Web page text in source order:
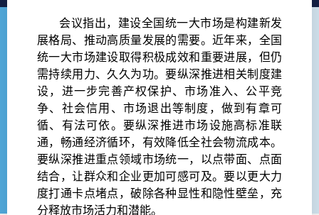
会议指出，建设全国统一大市场是构建新发
展格局、推动高质量发展的需要。近年来，全国
统一大市场建设取得积极成效和重要进展，但仍
需持续用力、久久为功。要纵深推进相关制度建
设，进一步完善产权保护、市场准入、公平竞
争、社会信用、市场退出等制度，做到有章可
循、有法可依。要纵深推进市场设施高标准联
通，畅通经济循环，有效降低全社会物流成本。
要纵深推进重点领域市场统一，以点带面、点面
结合，让群众和企业更加可感可及。要以更大力
度打通卡点堵点，破除各种显性和隐性壁垒，充
分释放市场活力和潜能。